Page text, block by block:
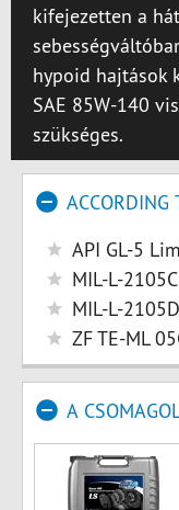
kifejezetten a
hypoid hajtások
SAE 85W-140
szükséges.
ACCORDING
API GL-5
MIL-L-2105C
MIL-L-2105D
ZF TE-ML
A